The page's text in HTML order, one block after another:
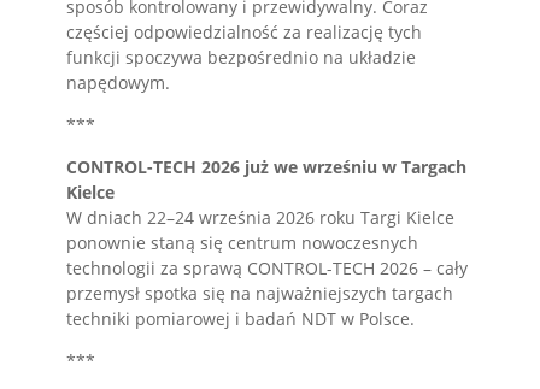
sposób kontrolowany i przewidywalny. Coraz
częściej odpowiedzialność za realizację tych
funkcji spoczywa bezpośrednio na układzie
napędowym.
***
CONTROL-TECH 2026 już we wrześniu w Targach
Kielce
W dniach 22–24 września 2026 roku Targi Kielce
ponownie staną się centrum nowoczesnych
technologii za sprawą CONTROL-TECH 2026 – cały
przemysł spotka się na najważniejszych targach
techniki pomiarowej i badań NDT w Polsce.
***